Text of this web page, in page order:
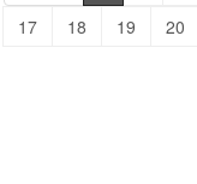
17
18 19 20